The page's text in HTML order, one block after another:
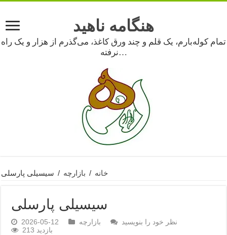
هنگامه ناهید
تمام کوله‌بارم، یک قلم و چند ورق کاغذ، می‌گذرم از هزار و یک راه
نرفته…
خانه / بازارچه / سیسیلی پارسلی
سیسیلی پارسلی
2026-05-12 بازارچه
نظر خود را بنویسید
213 بازدید